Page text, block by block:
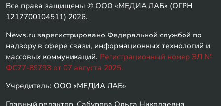
Все права защищены © ООО «МЕДИА ЛАБ» (ОГРН
1217700104511) 2026.
News.ru зарегистрировано Федеральной службой по
надзору в сфере связи, информационных технологий и
массовых коммуникаций. Регистрационный номер ЭЛ №
ФС77-89793 от 07 августа 2025.
Учредитель: ООО «МЕДИА ЛАБ»
Главный редактор: Сабурова Ольга Николаевна